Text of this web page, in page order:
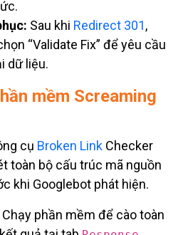
“Validate Fix” để yêu cầu
dữ liệu.
toàn bộ cấu trúc mã nguồn
khi Googlebot phát hiện.
quả tại tabResponse